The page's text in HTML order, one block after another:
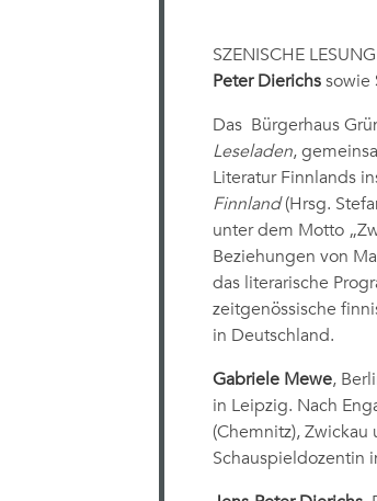
SZENISCHE
Peter Dierichs sowie
Das Bürgerhaus
Leseladen,
Literatur Finnlands
Finnland(Hrsg.
unter dem Motto
Beziehungen von
das literarische
zeitgenössische
in Deutschland.
Gabriele Mewe,
in Leipzig. Nach
(Chemnitz),
Schauspieldozentin